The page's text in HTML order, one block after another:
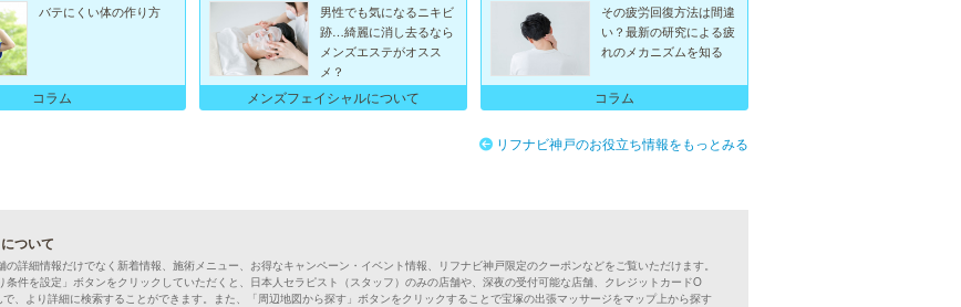
バテにくい体の作り方
コラム
男性でも気になるニキビ
跡…綺麗に消し去るなら
メンズエステがオスス
メ？
メンズフェイシャルについて
その疲労回復方法は間違
い？最新の研究による疲
れのメカニズムを知る
コラム
リフナビ神戸のお役立ち情報をもっとみる
ついて
詳細情報だけでなく新着情報、施術メニュー、お得なキャンペーン・イベント情報、リフナビ神戸限定のクーポンなどをご覧いただけます。
件を設定」ボタンをクリックしていただくと、日本人セラピスト（スタッフ）のみの店舗や、深夜の受付可能な店舗、クレジットカードO
、より詳細に検索することができます。また、「周辺地図から探す」ボタンをクリックすることで宝塚の出張マッサージをマップ上から探す